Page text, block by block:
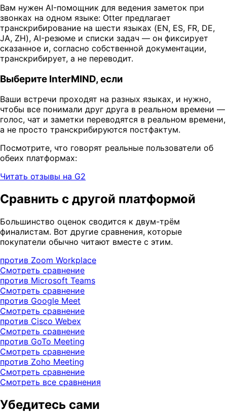
Вам нужен AI-помощник для ведения заметок при
звонках на одном языке: Otter предлагает
транскрибирование на шести языках (EN, ES, FR, DE,
JA, ZH), AI-резюме и списки задач — он фиксирует
сказанное и, согласно собственной документации,
транскрибирует, а не переводит.
Выберите InterMIND, если
Ваши встречи проходят на разных языках, и нужно,
чтобы все понимали друг друга в реальном времени —
голос, чат и заметки переводятся в реальном времени,
а не просто транскрибируются постфактум.
Посмотрите, что говорят реальные пользователи об
обеих платформах:
Читать отзывы на G2
Сравнить с другой платформой
Большинство оценок сводится к двум-трём
финалистам. Вот другие сравнения, которые
покупатели обычно читают вместе с этим.
против Zoom Workplace
Смотреть сравнение
против Microsoft Teams
Смотреть сравнение
против Google Meet
Смотреть сравнение
против Cisco Webex
Смотреть сравнение
против GoTo Meeting
Смотреть сравнение
против Zoho Meeting
Смотреть сравнение
Смотреть все сравнения
Убедитесь сами